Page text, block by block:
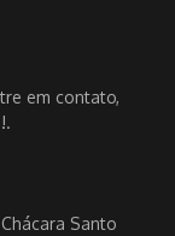
em contato,
Santo